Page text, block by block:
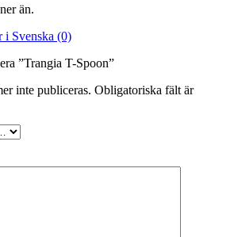
än.
i Svenska (0)
”Trangia T-Spoon”
inte publiceras. Obligatoriska fält är